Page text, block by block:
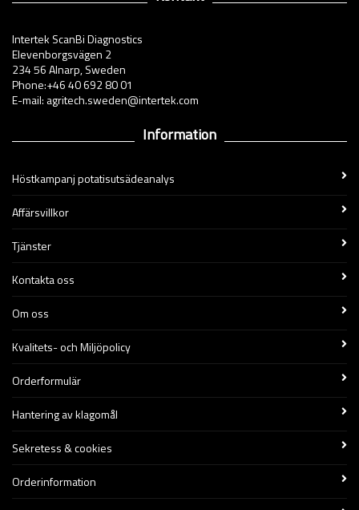
Intertek ScanBi Diagnostics
Elevenborgsvägen 2
234 56 Alnarp, Sweden
Phone:+46 40 692 80 01
E-mail: agritech.sweden@intertek.com
Information
Höstkampanj potatisutsädeanalys
Affärsvillkor
Tjänster
Kontakta oss
Om oss
Kvalitets- och Miljöpolicy
Orderformulär
Hantering av klagomål
Sekretess & cookies
Orderinformation